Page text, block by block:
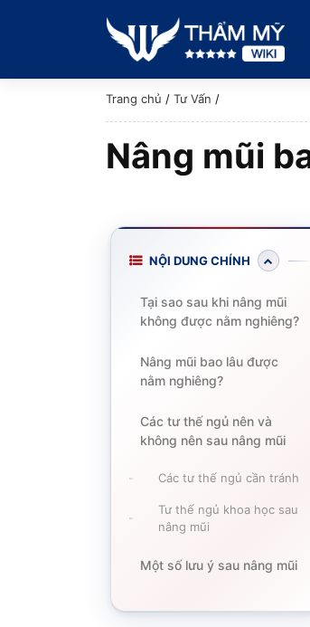
Trang chủ / Tư Vấn /
Nâng mũi
NỘI DUNG CHÍNH
Tại sao sau khi nâng mũi
không được nằm nghiêng?
Nâng mũi bao lâu được
nằm nghiêng?
Các tư thế ngủ nên và
không nên sau nâng mũi
Các tư thế ngủ cần tránh
Tư thế ngủ khoa học sau
nâng mũi
Một số lưu ý sau nâng mũi